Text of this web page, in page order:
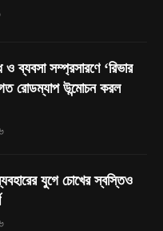
ব্যবসা সম্প্রসারণে ‘রিভার
রোডম্যাপ উন্মোচন করল
যুগে চোখের স্বস্তিও